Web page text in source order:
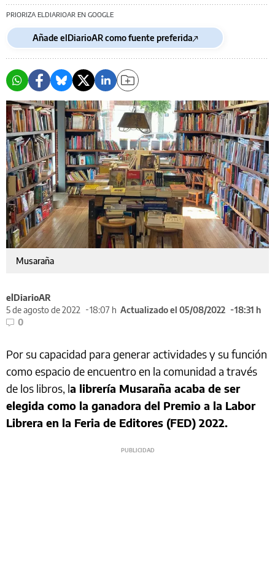
PRIORIZA ELDIARIOAR EN GOOGLE
Añade elDiarioAR como fuente preferida
Musaraña
elDiarioAR
5 de agosto de 2022
18:07 h Actualizado el 05/08/2022
18:31 h
0
Por su capacidad para generar actividades y su función
como espacio de encuentro en la comunidad a través
de los libros, la librería Musaraña acaba de ser
elegida como la ganadora del Premio a la Labor
Librera en la Feria de Editores (FED) 2022.